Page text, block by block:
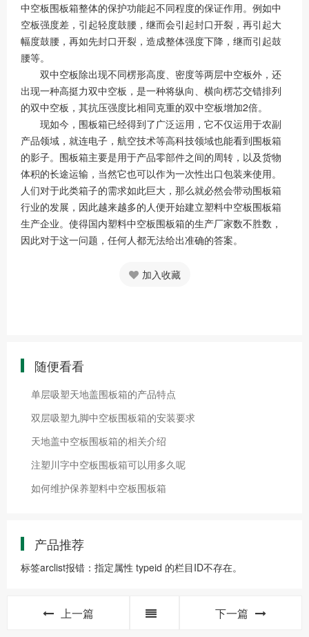
中空板围板箱整体的保护功能起不同程度的保证作用。例如中
空板强度差，引起轻度鼓腰，继而会引起封口开裂，再引起大
幅度鼓腰，再如先封口开裂，造成整体强度下降，继而引起鼓
腰等。
双中空板除出现不同楞形高度、密度等两层中空板外，还
出现一种高挺力双中空板，是一种将纵向、横向楞芯交错排列
的双中空板，其抗压强度比相同克重的双中空板增加2倍。
现如今，围板箱已经得到了广泛运用，它不仅运用于农副
产品领域，就连电子，航空技术等高科技领域也能看到围板箱
的影子。围板箱主要是用于产品零部件之间的周转，以及货物
体积的长途运输，当然它也可以作为一次性出口包装来使用。
人们对于此类箱子的需求如此巨大，那么就必然会带动围板箱
行业的发展，因此越来越多的人便开始建立塑料中空板围板箱
生产企业。使得国内塑料中空板围板箱的生产厂家数不胜数，
因此对于这一问题，任何人都无法给出准确的答案。
加入收藏
随便看看
单层吸塑天地盖围板箱的产品特点
双层吸塑九脚中空板围板箱的安装要求
天地盖中空板围板箱的相关介绍
注塑川字中空板围板箱可以用多久呢
如何维护保养塑料中空板围板箱
产品推荐
标签arclist报错：指定属性 typeid 的栏目ID不存在。
上一篇 下一篇